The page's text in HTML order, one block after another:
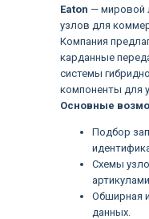
Eaton — мировой
узлов для
Компания
карданные
системы
компоненты для
Основные
Подбор
Схемы
Обширная
данных.